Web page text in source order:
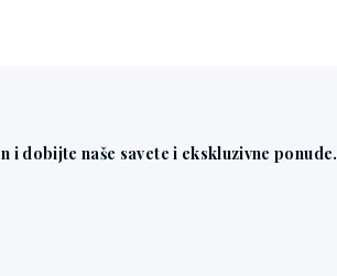
i dobijte naše savete i ekskluzivne ponude.